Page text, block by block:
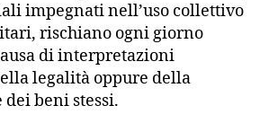
impegnati nell’uso collettivo
rischiano ogni giorno
di interpretazioni
legalità oppure della
beni stessi.